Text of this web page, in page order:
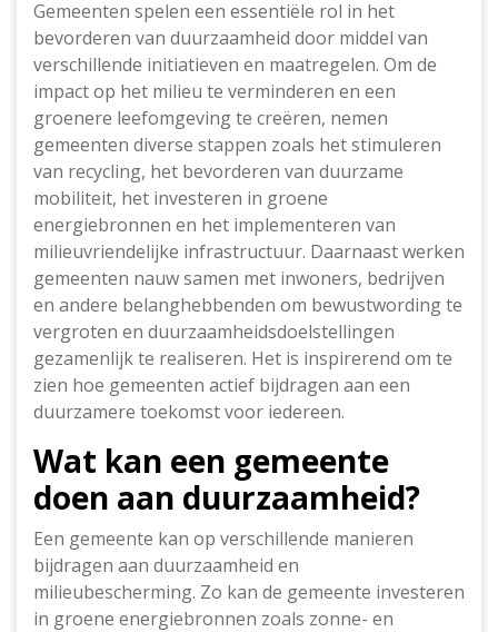
Gemeenten spelen een essentiële rol in het
bevorderen van duurzaamheid door middel van
verschillende initiatieven en maatregelen. Om de
impact op het milieu te verminderen en een
groenere leefomgeving te creëren, nemen
gemeenten diverse stappen zoals het stimuleren
van recycling, het bevorderen van duurzame
mobiliteit, het investeren in groene
energiebronnen en het implementeren van
milieuvriendelijke infrastructuur. Daarnaast werken
gemeenten nauw samen met inwoners, bedrijven
en andere belanghebbenden om bewustwording te
vergroten en duurzaamheidsdoelstellingen
gezamenlijk te realiseren. Het is inspirerend om te
zien hoe gemeenten actief bijdragen aan een
duurzamere toekomst voor iedereen.
Wat kan een gemeente
doen aan duurzaamheid?
Een gemeente kan op verschillende manieren
bijdragen aan duurzaamheid en
milieubescherming. Zo kan de gemeente investeren
in groene energiebronnen zoals zonne- en